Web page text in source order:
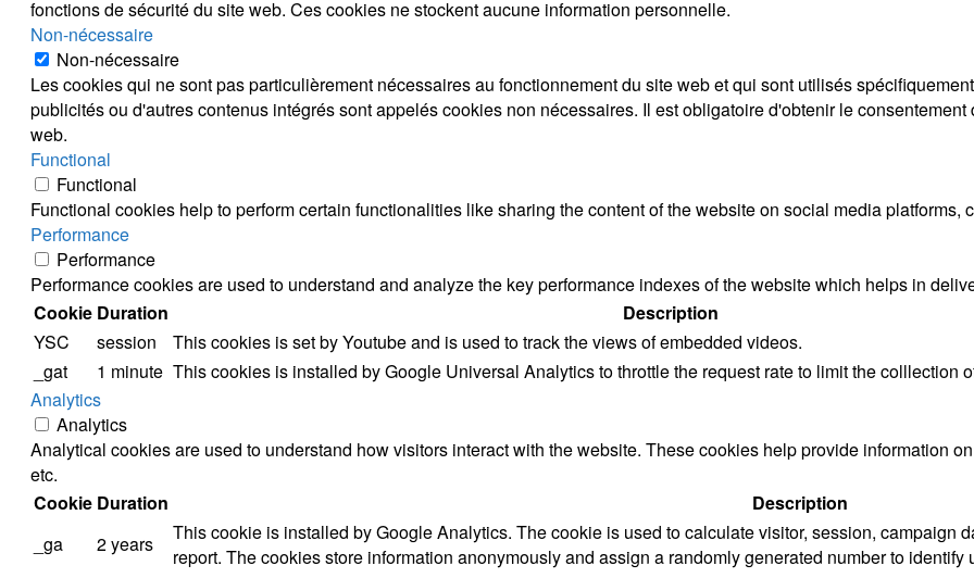
fonctions de sécurité du site web. Ces cookies ne stockent aucune information personnelle.
Non-nécessaire
Non-nécessaire
Les cookies qui ne sont pas particulièrement nécessaires au fonctionnement du site web et qui sont utilisés
publicités ou d'autres contenus intégrés sont appelés cookies non nécessaires. Il est obligatoire d'obtenir le
web.
Functional
Functional
Functional cookies help to perform certain functionalities like sharing the content of the website on social media platforms,
Performance
Performance
Performance cookies are used to understand and analyze the key performance indexes of the website which helps in
Cookie Duration
Description
YSC
session
This cookies is set by Youtube and is used to track the views of embedded videos.
_gat
1 minute This cookies is installed by Google Universal Analytics to throttle the request rate to limit the colllection
Analytics
Analytics
Analytical cookies are used to understand how visitors interact with the website. These cookies help provide information
etc.
Cookie Duration
Description
_ga
2 years
This cookie is installed by Google Analytics. The cookie is used to calculate visitor, session, campaign
report. The cookies store information anonymously and assign a randomly generated number to identify